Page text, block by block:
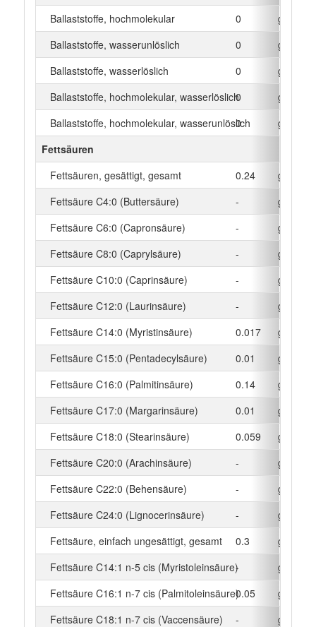
Ballaststoffe, hochmolekular
0
g
Ballaststoffe, wasserunlöslich
0
g
Ballaststoffe, wasserlöslich
0
g
Ballaststoffe, hochmolekular, wasserlöslich0
g
Ballaststoffe, hochmolekular, wasserunlöslich
0
g
Fettsäuren
Fettsäuren, gesättigt, gesamt
0.24
g
Fettsäure C4:0 (Buttersäure)
-
g
Fettsäure C6:0 (Capronsäure)
-
g
Fettsäure C8:0 (Caprylsäure)
-
g
Fettsäure C10:0 (Caprinsäure)
-
g
Fettsäure C12:0 (Laurinsäure)
-
g
Fettsäure C14:0 (Myristinsäure)
0.017
g
Fettsäure C15:0 (Pentadecylsäure)
0.01
g
Fettsäure C16:0 (Palmitinsäure)
0.14
g
Fettsäure C17:0 (Margarinsäure)
0.01
g
Fettsäure C18:0 (Stearinsäure)
0.059
g
Fettsäure C20:0 (Arachinsäure)
-
g
Fettsäure C22:0 (Behensäure)
-
g
Fettsäure C24:0 (Lignocerinsäure)
-
g
Fettsäure, einfach ungesättigt, gesamt
0.3
g
Fettsäure C14:1 n-5 cis (Myristoleinsäure)-
g
Fettsäure C16:1 n-7 cis (Palmitoleinsäure)0.05
g
Fettsäure C18:1 n-7 cis (Vaccensäure)
-
g